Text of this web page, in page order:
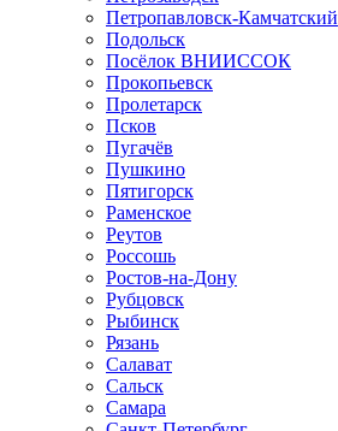
Петропавловск-Камчатский
Подольск
Посёлок ВНИИССОК
Прокопьевск
Пролетарск
Псков
Пугачёв
Пушкино
Пятигорск
Раменское
Реутов
Россошь
Ростов-на-Дону
Рубцовск
Рыбинск
Рязань
Салават
Сальск
Самара